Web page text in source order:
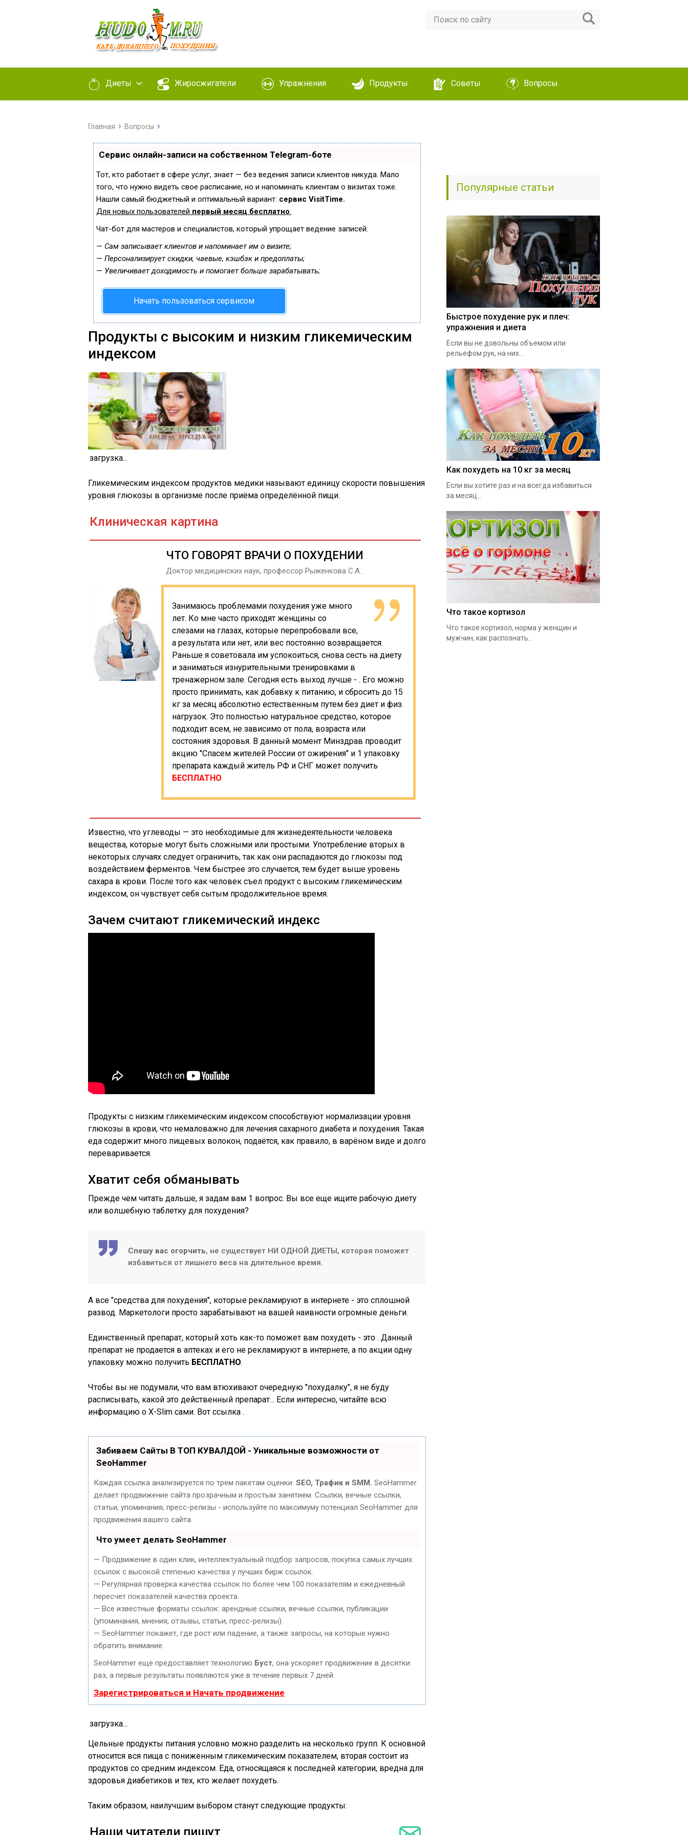
Диеты Жиросжигатели Упражнения Продукты Советы Вопросы
Главная Вопросы
Сервис онлайн-записи на собственном Telegram-боте
Тот, кто работает в сфере услуг, знает — без ведения записи клиентов никуда. Мало
того, что нужно видеть свое расписание, но и напоминать клиентам о визитах тоже.
Нашли самый бюджетный и оптимальный вариант: сервис VisitTime.
Для новых пользователей первый месяц бесплатно.
Чат-бот для мастеров и специалистов, который упрощает ведение записей:
— Сам записывает клиентов и напоминает им о визите;
— Персонализирует скидки, чаевые, кэшбэк и предоплаты;
— Увеличивает доходимость и помогает больше зарабатывать;
Начать пользоваться сервисом
Продукты с высоким и низким гликемическим
индексом
загрузка...
Гликемическим индексом продуктов медики называют единицу скорости повышения
уровня глюкозы в организме после приёма определённой пищи.
Клиническая картина
ЧТО ГОВОРЯТ ВРАЧИ О ПОХУДЕНИИ
Доктор медицинских наук, профессор Рыженкова С.А.:
Занимаюсь проблемами похудения уже много
лет. Ко мне часто приходят женщины со
слезами на глазах, которые перепробовали все,
а результата или нет, или вес постоянно возвращается.
Раньше я советовала им успокоиться, снова сесть на диету
и заниматься изнурительными тренировками в
тренажерном зале. Сегодня есть выход лучше - . Его можно
просто принимать, как добавку к питанию, и сбросить до 15
кг за месяц абсолютно естественным путем без диет и физ.
нагрузок. Это полностью натуральное средство, которое
подходит всем, не зависимо от пола, возраста или
состояния здоровья. В данный момент Минздрав проводит
акцию "Спасем жителей России от ожирения" и 1 упаковку
препарата каждый житель РФ и СНГ может получить
БЕСПЛАТНО
Известно, что углеводы — это необходимые для жизнедеятельности человека
вещества, которые могут быть сложными или простыми. Употребление вторых в
некоторых случаях следует ограничить, так как они распадаются до глюкозы под
воздействием ферментов. Чем быстрее это случается, тем будет выше уровень
сахара в крови. После того как человек съел продукт с высоким гликемическим
индексом, он чувствует себя сытым продолжительное время.
Зачем считают гликемический индекс
Продукты с низким гликемическим индексом способствуют нормализации уровня
глюкозы в крови, что немаловажно для лечения сахарного диабета и похудения. Такая
еда содержит много пищевых волокон, подаётся, как правило, в варёном виде и долго
переваривается.
Хватит себя обманывать
Прежде чем читать дальше, я задам вам 1 вопрос. Вы все еще ищите рабочую диету
или волшебную таблетку для похудения?
Спешу вас огорчить, не существует НИ ОДНОЙ ДИЕТЫ, которая поможет
избавиться от лишнего веса на длительное время.
А все "средства для похудения", которые рекламируют в интернете - это сплошной
развод. Маркетологи просто зарабатывают на вашей наивности огромные деньги.
Единственный препарат, который хоть как-то поможет вам похудеть - это . Данный
препарат не продается в аптеках и его не рекламируют в интернете, а по акции одну
упаковку можно получить БЕСПЛАТНО.
Чтобы вы не подумали, что вам втюхивают очередную "похудалку", я не буду
расписывать, какой это действенный препарат... Если интересно, читайте всю
информацию о X-Slim сами. Вот ссылка .
Забиваем Сайты В ТОП КУВАЛДОЙ - Уникальные возможности от
SeoHammer
Каждая ссылка анализируется по трем пакетам оценки: SEO, Трафик и SMM. SeoHammer
делает продвижение сайта прозрачным и простым занятием. Ссылки, вечные ссылки,
статьи, упоминания, пресс-релизы - используйте по максимуму потенциал SeoHammer для
продвижения вашего сайта.
Что умеет делать SeoHammer
— Продвижение в один клик, интеллектуальный подбор запросов, покупка самых лучших
ссылок с высокой степенью качества у лучших бирж ссылок.
— Регулярная проверка качества ссылок по более чем 100 показателям и ежедневный
пересчет показателей качества проекта.
— Все известные форматы ссылок: арендные ссылки, вечные ссылки, публикации
(упоминания, мнения, отзывы, статьи, пресс-релизы).
— SeoHammer покажет, где рост или падение, а также запросы, на которые нужно
обратить внимание.
SeoHammer еще предоставляет технологию Буст, она ускоряет продвижение в десятки
раз, а первые результаты появляются уже в течение первых 7 дней.
Зарегистрироваться и Начать продвижение
загрузка...
Цельные продукты питания условно можно разделить на несколько групп. К основной
относится вся пища с пониженным гликемическим показателем, вторая состоит из
продуктов со средним индексом. Еда, относящаяся к последней категории, вредна для
здоровья диабетиков и тех, кто желает похудеть.
Таким образом, наилучшим выбором станут следующие продукты:
Наши читатели пишут
Популярные статьи
Быстрое похудение рук и плеч:
упражнения и диета
Если вы не довольны объемом или
рельефом рук, на них...
Как похудеть на 10 кг за месяц
Если вы хотите раз и на всегда избавиться
за месяц...
Что такое кортизол
Что такое кортизол, норма у женщин и
мужчин, как распознать...